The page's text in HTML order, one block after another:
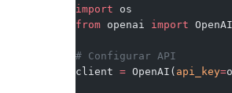
import os
from openai import OpenAI
# Configurar API
client = OpenAI( api_key=